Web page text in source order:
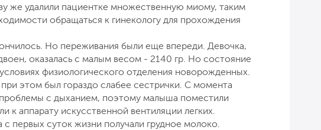
же удалили пациентке множественную миому, таким
обращаться к гинекологу для прохождения
Но переживания были еще впереди. Девочка,
оказалась с малым весом - 2140 гр. Но состояние
физиологического отделения новорожденных.
этом был гораздо слабее сестрички. С момента
с дыханием, поэтому малыша поместили
к аппарату искусственной вентиляции легких.
первых суток жизни получали грудное молоко.